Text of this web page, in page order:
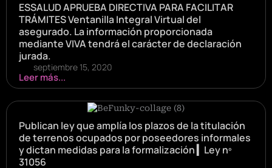
ESSALUD APRUEBA DIRECTIVA PARA FACILITAR
TRÁMITES Ventanilla Integral Virtual del
asegurado. La información proporcionada
mediante VIVA tendrá el carácter de declaración
jurada.
septiembre 15, 2020
Leer más...
Publican ley que amplía los plazos de la titulación
de terrenos ocupados por poseedores informales
y dictan medidas para la formalización ▎Ley nº
31056